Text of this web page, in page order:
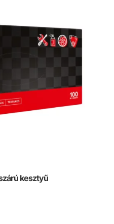
kesztyű